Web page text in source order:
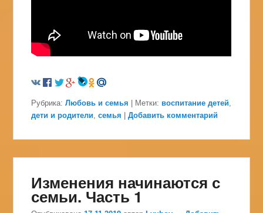
Рубрика: Любовь и семья | Метки: воспитание детей
дети и родители ,семья |Добавить комментарий
Изменения начинаются с
семьи. Часть 1